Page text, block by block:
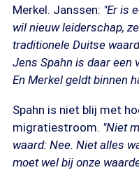
Merkel. Janssen: "Er is
wil nieuw leiderschap,
traditionele Duitse
Jens Spahn is daar een
En Merkel geldt binnen
Spahn is niet blij met
migratiestroom. "Niet
waard: Nee. Niet alles
moet wel bij onze